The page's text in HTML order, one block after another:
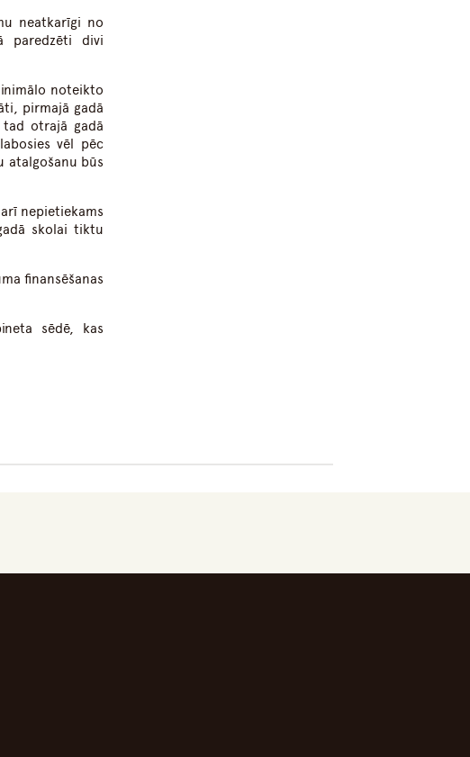
neatkarīgi no
paredzēti divi
noteikto
pirmajā gadā
otrajā gadā
vēl pēc
atalgošanu būs
nepietiekams
skolai tiktu
finansēšanas
sēdē, kas